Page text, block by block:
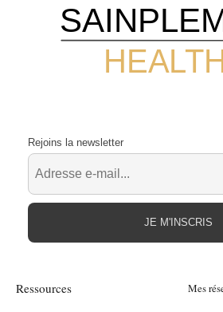
Ressources Mes
Rejoins la newsletter
JE M'INSCRIS